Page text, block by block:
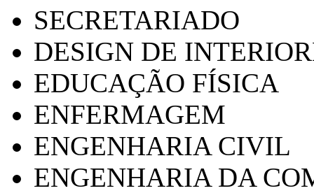
SECRETARIADO
DESIGN DE
EDUCAÇÃO FÍSICA
ENFERMAGEM
ENGENHARIA CIVIL
ENGENHARIA DA